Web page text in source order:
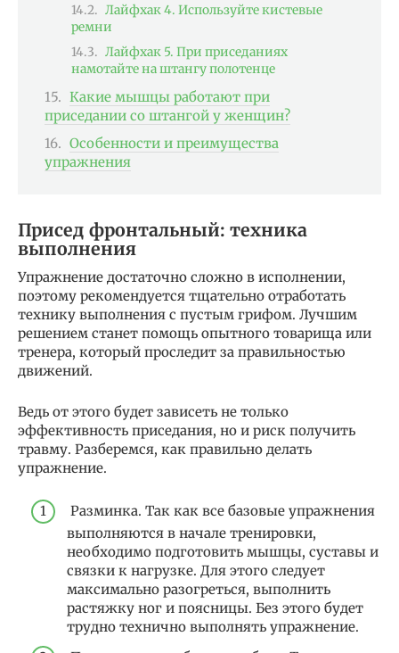
Лайфхак 4. Используйте кистевые
ремни
Лайфхак 5. При приседаниях
намотайте на штангу полотенце
Какие мышцы работают при
приседании со штангой у женщин?
Особенности и преимущества
упражнения
Присед фронтальный: техника
выполнения
Упражнение достаточно сложно в исполнении,
поэтому рекомендуется тщательно отработать
технику выполнения с пустым грифом. Лучшим
решением станет помощь опытного товарища или
тренера, который проследит за правильностью
движений.
Ведь от этого будет зависеть не только
эффективность приседания, но и риск получить
травму. Разберемся, как правильно делать
упражнение.
Разминка. Так как все базовые упражнения
выполняются в начале тренировки,
необходимо подготовить мышцы, суставы и
связки к нагрузке. Для этого следует
максимально разогреться, выполнить
растяжку ног и поясницы. Без этого будет
трудно технично выполнять упражнение.